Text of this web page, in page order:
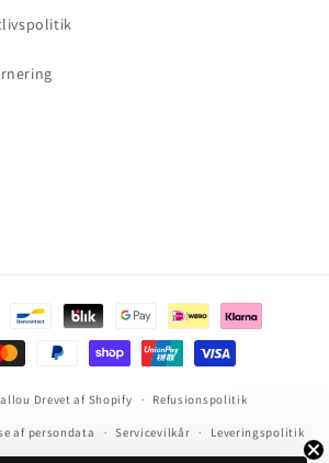
Drevet af Shopify Refusionspolitik
af persondata Servicevilkår Leveringspolitik